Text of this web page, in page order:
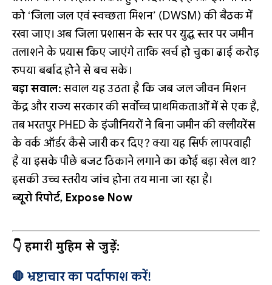
को ‘जिला जल एवं स्वच्छता मिशन’ (DWSM) की बैठक में
रखा जाए। अब जिला प्रशासन के स्तर पर युद्ध स्तर पर जमीन
तलाशने के प्रयास किए जाएंगे ताकि खर्च हो चुका ढाई करोड़
रुपया बर्बाद होने से बच सके।
बड़ा सवाल:सवाल यह उठता है कि जब जल जीवन मिशन
केंद्र और राज्य सरकार की सर्वोच्च प्राथमिकताओं में से एक है,
तब भरतपुर PHED के इंजीनियरों ने बिना जमीन की क्लीयरेंस
के वर्क ऑर्डर कैसे जारी कर दिए? क्या यह सिर्फ लापरवाही
है या इसके पीछे बजट ठिकाने लगाने का कोई बड़ा खेल था?
इसकी उच्च स्तरीय जांच होना तय माना जा रहा है।
ब्यूरो रिपोर्ट, Expose Now
👇 हमारी मुहिम से जुड़ें:
🛑 भ्रष्टाचार का पर्दाफाश करें!